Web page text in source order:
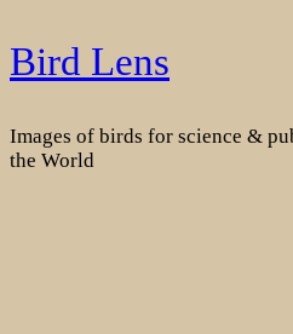
Skip
to
Bird Lens
Images of birds for science &
the World